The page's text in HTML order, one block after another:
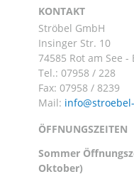
KONTAKT
Ströbel GmbH
Insinger Str. 10
74585 Rot am See
Tel.: 07958 / 228
Fax: 07958 / 8239
Mail:
ÖFFNUNGSZEITEN
Sommer
Oktober)